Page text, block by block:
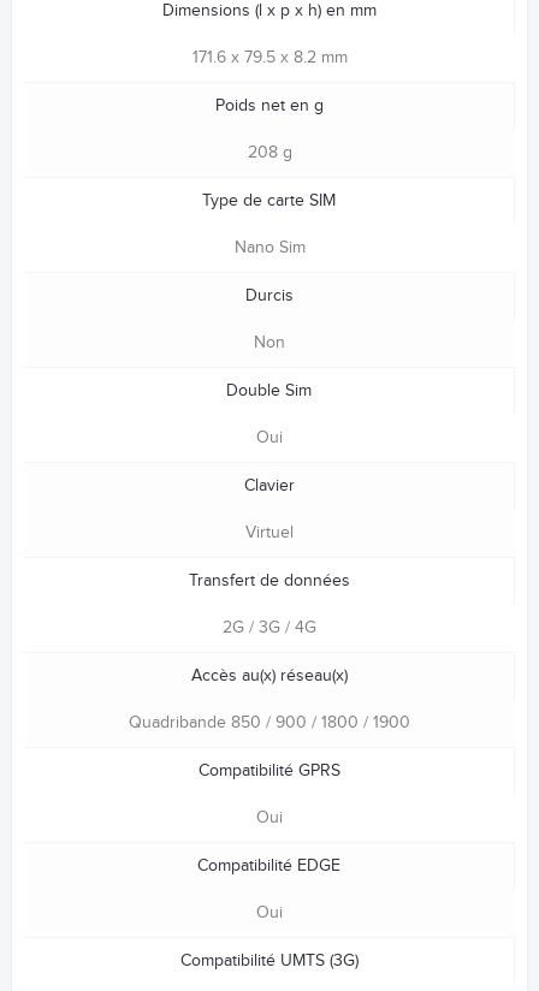
Dimensions (l x p x h) en mm
171.6 x 79.5 x 8.2 mm
Poids net en g
208 g
Type de carte SIM
Nano Sim
Durcis
Non
Double Sim
Oui
Clavier
Virtuel
Transfert de données
2G / 3G / 4G
Accès au(x) réseau(x)
Quadribande 850 / 900 / 1800 / 1900
Compatibilité GPRS
Oui
Compatibilité EDGE
Oui
Compatibilité UMTS (3G)